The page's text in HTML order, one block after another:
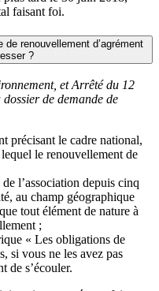
faisant foi.
renouvellement d’agrément
?
et Arrêté du 12
de demande de
précisant le cadre national,
le renouvellement de
l’association depuis cinq
au champ géographique
tout élément de nature à
;
« Les obligations de
si vous ne les avez pas
de s’écouler.